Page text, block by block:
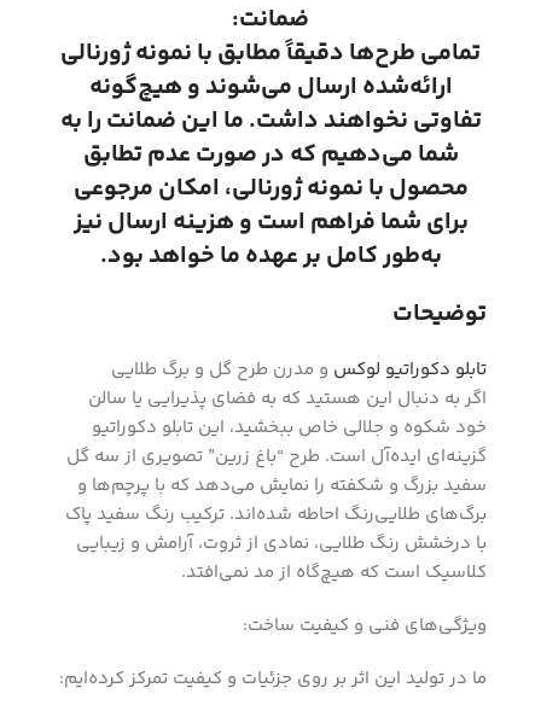
ضمانت:
تمامی طرح‌ها دقیقاً مطابق با نمونه ژورنالی
ارائه‌شده ارسال می‌شوند و هیچ‌گونه
تفاوتی نخواهند داشت. ما این ضمانت را به
شما می‌دهیم که در صورت عدم تطابق
محصول با نمونه ژورنالی، امکان مرجوعی
برای شما فراهم است و هزینه ارسال نیز
به‌طور کامل بر عهده ما خواهد بود.
توضیحات
تابلو دکوراتیو لوکس و مدرن طرح گل و برگ طلایی
اگر به دنبال این هستید که به فضای پذیرایی یا سالن
خود شکوه و جلالی خاص ببخشید، این تابلو دکوراتیو
گزینه‌ای ایده‌آل است. طرح “باغ زرین” تصویری از سه گل
سفید بزرگ و شکفته را نمایش می‌دهد که با پرچم‌ها و
برگ‌های طلایی‌رنگ احاطه شده‌اند. ترکیب رنگ سفید پاک
با درخشش رنگ طلایی، نمادی از ثروت، آرامش و زیبایی
کلاسیک است که هیچ‌گاه از مد نمی‌افتد.
ویژگی‌های فنی و کیفیت ساخت:
ما در تولید این اثر بر روی جزئیات و کیفیت تمرکز کرده‌ایم: